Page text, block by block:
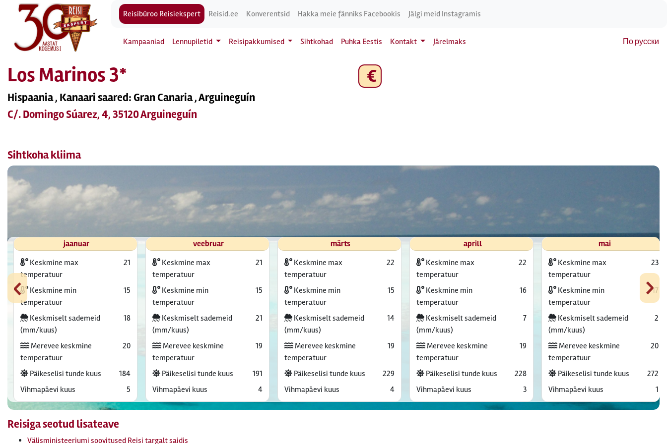
Reisibüroo Reisiekspert Reisid.ee Konverentsid Hakka meie fänniks Facebookis Jälgi meid Instagramis
Kampaaniad Lennupiletid Reisipakkumised Sihtkohad Puhka Eestis Kontakt Järelmaks По русски
Los Marinos 3*
Hispaania , Kanaari saared: Gran Canaria , Arguineguín
C/. Domingo Súarez, 4, 35120 Arguineguín
€
Sihtkoha kliima
‹ ›
jaanuar
Keskmine max
temperatuur
21
Keskmine min
temperatuur
15
Keskmiselt sademeid
(mm/kuus)
18
Merevee keskmine
temperatuur
20
Päikeselisi tunde kuus
184
Vihmapäevi kuus
5
veebruar
Keskmine max
temperatuur
21
Keskmine min
temperatuur
15
Keskmiselt sademeid
(mm/kuus)
21
Merevee keskmine
temperatuur
19
Päikeselisi tunde kuus
191
Vihmapäevi kuus
4
märts
Keskmine max
temperatuur
22
Keskmine min
temperatuur
15
Keskmiselt sademeid
(mm/kuus)
14
Merevee keskmine
temperatuur
19
Päikeselisi tunde kuus
229
Vihmapäevi kuus
4
aprill
Keskmine max
temperatuur
22
Keskmine min
temperatuur
16
Keskmiselt sademeid
(mm/kuus)
7
Merevee keskmine
temperatuur
19
Päikeselisi tunde kuus
228
Vihmapäevi kuus
3
mai
Keskmine max
temperatuur
23
Keskmine min
temperatuur
17
Keskmiselt sademeid
(mm/kuus)
2
Merevee keskmine
temperatuur
20
Päikeselisi tunde kuus
272
Vihmapäevi kuus
1
Reisiga seotud lisateave
Välisministeeriumi soovitused Reisi targalt saidis